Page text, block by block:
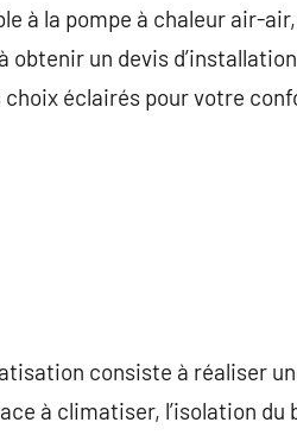
à la pompe à chaleur air-
obtenir un devis
éclairés pour votre
consiste à réaliser
à climatiser, l’isolation du